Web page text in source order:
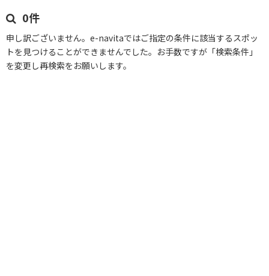
0件
申し訳ございません。e-navitaではご指定の条件に該当するスポッ
トを見つけることができませんでした。お手数ですが「検索条件」
を変更し再検索をお願いします。